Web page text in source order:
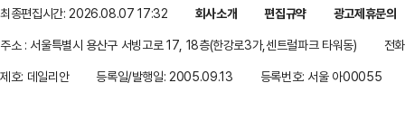
최종편집시간: 2026.08.07 17:32 회사소개 편집규약
광고제휴문의
주소 : 서울특별시 용산구 서빙고로 17, 18층(한강로3가,센트럴파크 타워동)
전
제호: 데일리안
등록일/발행일: 2005.09.13 등록번호: 서울 아00055